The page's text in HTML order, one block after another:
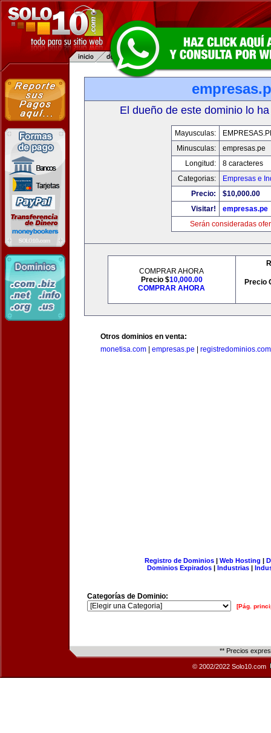
El dueño de este dominio lo
Mayusculas:
Minusculas:
empresas.pe
Longitud:
8 caracteres
Categorias:
Empresas e
Precio:
$10,000.00
Visitar!
empresas.pe
Serán consideradas
COMPRAR AHORA
Precio $10,000.00
COMPRAR AHORA
Precio
Otros dominios en venta:
monetisa.com
empresas.pe registredominios.com
Registro de Dominios| Web Hosting |
Dominios Expirados | Industrias |
Categorías de Dominio:
[Pág.
** Precios
© 2002/2022 Solo10.com